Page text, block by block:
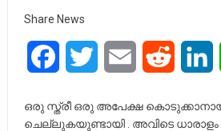
Share News
FacebookTwitter Email Reddit
ഒരു സ്ത്രീ ഒരു അപേക്ഷ
ചെല്ലുകയുണ്ടായി . അവിടെ ധാരാളം